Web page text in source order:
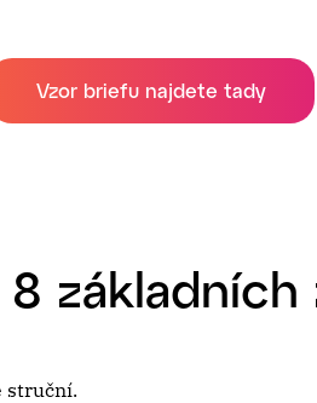
Vzor briefu najdete tady
základních
struční.